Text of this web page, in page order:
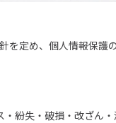
定め、個人情報保護
紛失・破損・改ざん